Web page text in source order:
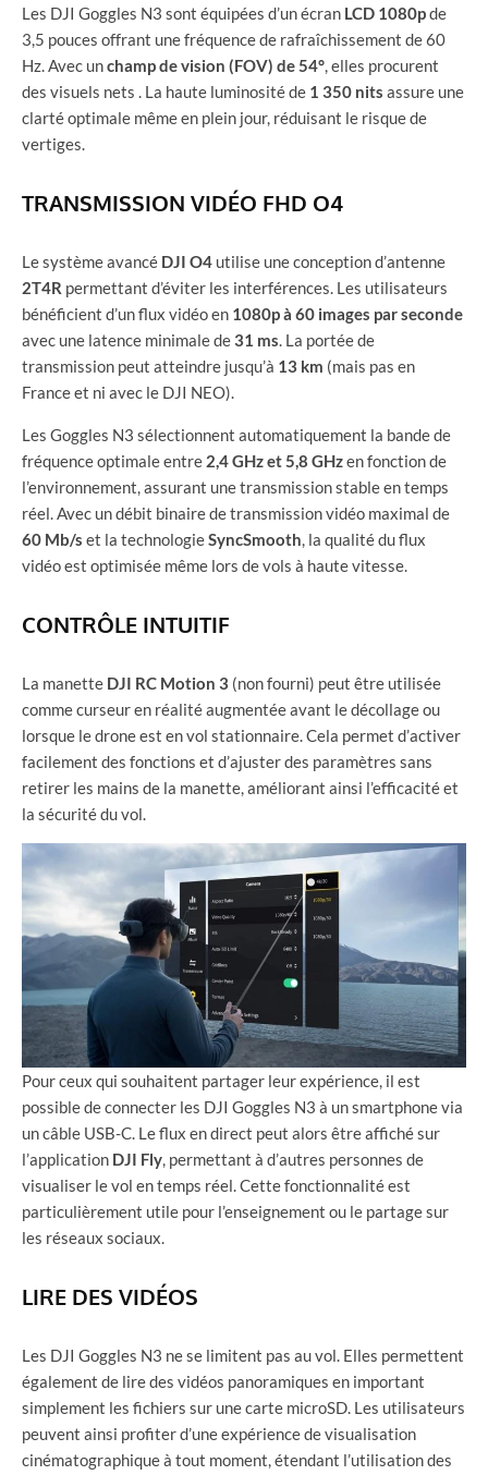
Les DJI Goggles N3 sont équipées d’un écran LCD 1080pde
3,5 pouces offrant une fréquence de rafraîchissement de 60
Hz. Avec unchamp de vision (FOV) de 54°, elles procurent
des visuels nets . La haute luminosité de 1 350 nits assure une
clarté optimale même en plein jour, réduisant le risque de
vertiges.
TRANSMISSION VIDÉO FHD O4
Le système avancé DJI O4 utilise une conception d’antenne
2T4R permettant d’éviter les interférences. Les utilisateurs
bénéficient d’un flux vidéo en 1080p à 60 images par seconde
avec une latence minimale de31 ms. La portée de
transmission peut atteindre jusqu’à 13 km (mais pas en
France et ni avec le DJI NEO).
Les Goggles N3 sélectionnent automatiquement la bande de
fréquence optimale entre 2,4 GHz et 5,8 GHzen fonction de
l’environnement, assurant une transmission stable en temps
réel. Avec un débit binaire de transmission vidéo maximal de
60 Mb/s et la technologieSyncSmooth, la qualité du flux
vidéo est optimisée même lors de vols à haute vitesse.
CONTRÔLE INTUITIF
La manette DJI RC Motion 3 (non fourni) peut être utilisée
comme curseur en réalité augmentée avant le décollage ou
lorsque le drone est en vol stationnaire. Cela permet d’activer
facilement des fonctions et d’ajuster des paramètres sans
retirer les mains de la manette, améliorant ainsi l’efficacité et
la sécurité du vol.
Pour ceux qui souhaitent partager leur expérience, il est
possible de connecter les DJI Goggles N3 à un smartphone via
un câble USB-C. Le flux en direct peut alors être affiché sur
l’application DJI Fly, permettant à d’autres personnes de
visualiser le vol en temps réel. Cette fonctionnalité est
particulièrement utile pour l’enseignement ou le partage sur
les réseaux sociaux.
LIRE DES VIDÉOS
Les DJI Goggles N3 ne se limitent pas au vol. Elles permettent
également de lire des vidéos panoramiques en important
simplement les fichiers sur une carte microSD. Les utilisateurs
peuvent ainsi profiter d’une expérience de visualisation
cinématographique à tout moment, étendant l’utilisation des